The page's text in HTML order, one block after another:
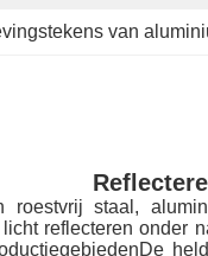
van
roestvrij staal,
reflecteren